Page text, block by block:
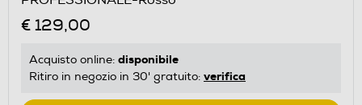
€ 129,00
Acquisto online: disponibile
Ritiro in negozio in 30' gratuito: verifica